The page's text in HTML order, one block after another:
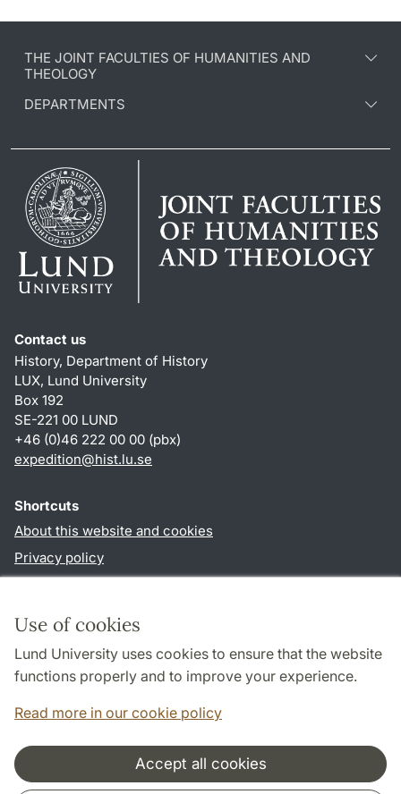
Use of cookies
Lund University uses cookies to ensure that the website
functions properly and to improve your experience.
Read more in our cookie policy
Accept all cookies
THE JOINT FACULTIES OF HUMANITIES AND
THEOLOGY
DEPARTMENTS
Contact us
History, Department of History
LUX, Lund University
Box 192
SE-221 00 LUND
+46 (0)46 222 00 00 (pbx)
expedition@hist.lu.se
Shortcuts
About this website and cookies
Privacy policy
Follow us in sociala media
Cooperation and network